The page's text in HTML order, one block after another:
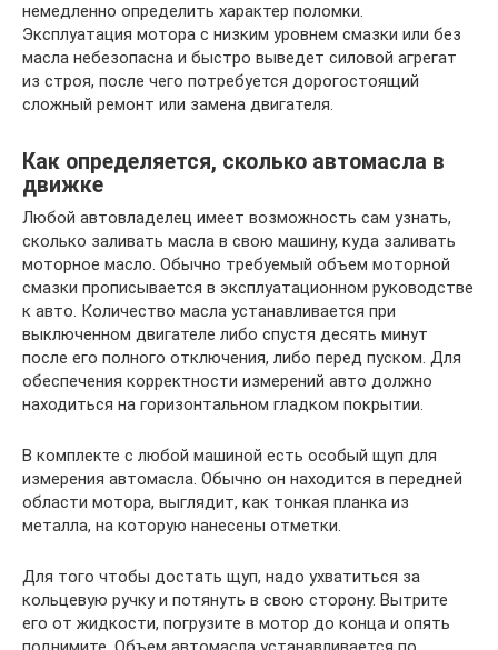
немедленно определить характер поломки.
Эксплуатация мотора с низким уровнем смазки или без
масла небезопасна и быстро выведет силовой агрегат
из строя, после чего потребуется дорогостоящий
сложный ремонт или замена двигателя.
Как определяется, сколько автомасла в
движке
Любой автовладелец имеет возможность сам узнать,
сколько заливать масла в свою машину, куда заливать
моторное масло. Обычно требуемый объем моторной
смазки прописывается в эксплуатационном руководстве
к авто. Количество масла устанавливается при
выключенном двигателе либо спустя десять минут
после его полного отключения, либо перед пуском. Для
обеспечения корректности измерений авто должно
находиться на горизонтальном гладком покрытии.
В комплекте с любой машиной есть особый щуп для
измерения автомасла. Обычно он находится в передней
области мотора, выглядит, как тонкая планка из
металла, на которую нанесены отметки.
Для того чтобы достать щуп, надо ухватиться за
кольцевую ручку и потянуть в свою сторону. Вытрите
его от жидкости, погрузите в мотор до конца и опять